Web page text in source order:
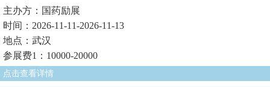
主办方：国药励展
时间：2026-11-11-2026-11-13
地点：武汉
参展费1：10000-20000
点击查看详情